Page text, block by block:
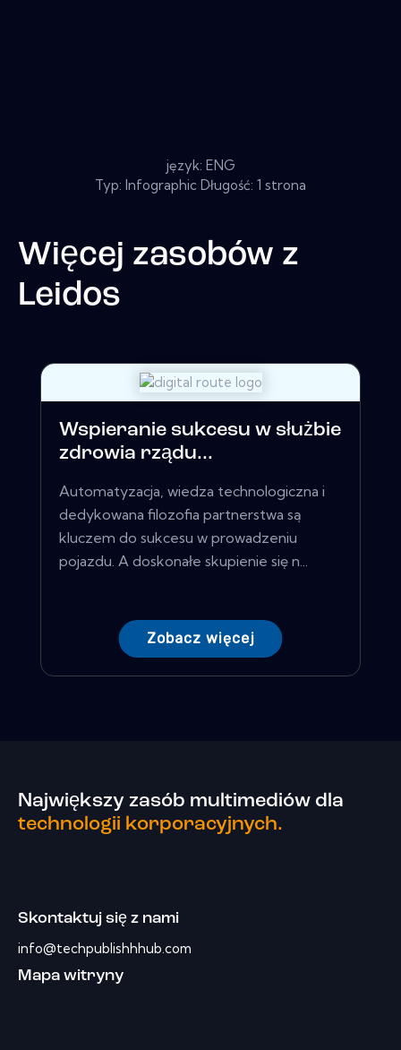
język: ENG
Typ: Infographic Długość: 1 strona
Więcej zasobów z
Leidos
Wspieranie sukcesu w służbie
zdrowia rządu...
Automatyzacja, wiedza technologiczna i
dedykowana filozofia partnerstwa są
kluczem do sukcesu w prowadzeniu
pojazdu. A doskonałe skupienie się n...
Zobacz więcej
Największy zasób multimediów dla
technologii korporacyjnych.
Skontaktuj się z nami
info@techpublishhhub.com
Mapa witryny